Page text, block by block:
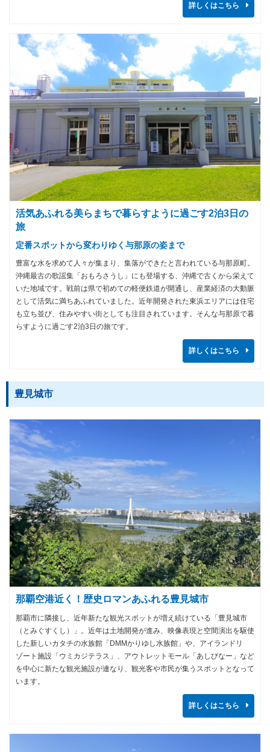
詳しくはこちら
活気あふれる美らまちで暮らすように過ごす2泊3日の
旅
定番スポットから変わりゆく与那原の姿まで
豊富な水を求めて人々が集まり、集落ができたと言われている与那原町。
沖縄最古の歌謡集「おもろさうし」にも登場する、沖縄で古くから栄えて
いた地域です。戦前は県で初めての軽便鉄道が開通し、産業経済の大動脈
として活気に満ちあふれていました。近年開発された東浜エリアには住宅
も立ち並び、住みやすい街としても注目されています。そんな与那原で暮
らすように過ごす2泊3日の旅です。
詳しくはこちら
豊見城市
那覇空港近く！歴史ロマンあふれる豊見城市
那覇市に隣接し、近年新たな観光スポットが増え続けている「豊見城市
（とみぐすくし）」。近年は土地開発が進み、映像表現と空間演出を駆使
した新しいカタチの水族館「DMMかりゆし水族館」や、アイランドリ
ゾート施設「ウミカジテラス」、アウトレットモール「あしびなー」など
を中心に新たな観光施設が連なり、観光客や市民が集うスポットとなって
います。
詳しくはこちら